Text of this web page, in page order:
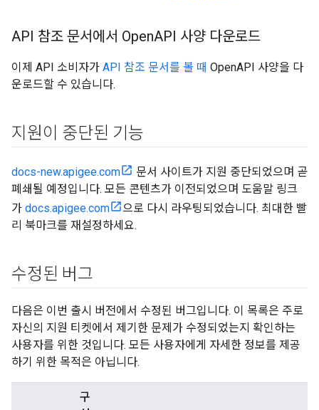
API 참조 문서에서 OpenAPI 사양 다운로드
이제 API 소비자가 API 참조 문서를 볼 때 OpenAPI 사양을 다
운로드할 수 있습니다.
지원이 중단된 기능
docs-new.apigee.com
문서 사이트가 지원 중단되었으며 곧
폐쇄될 예정입니다. 모든 콘텐츠가 이전되었으며 도움말 링크
가 docs.apigee.com
으로 다시 라우팅되었습니다. 최대한 빨
리 북마크를 재설정하세요.
수정된 버그
다음은 이번 출시 버전에서 수정된 버그입니다. 이 목록은 주로
자신의 지원 티켓에서 제기한 문제가 수정되었는지 확인하는
사용자를 위한 것입니다. 모든 사용자에게 자세한 정보를 제공
하기 위한 목적은 아닙니다.
구